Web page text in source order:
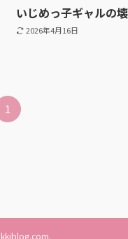
いじめっ子ギャルの
2026年4月16日
1